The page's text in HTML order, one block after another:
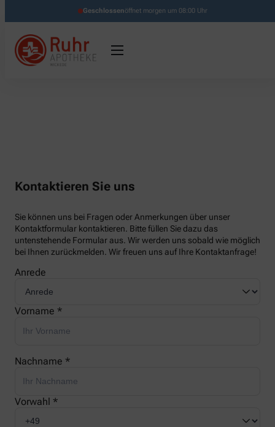
Geschlossenöffnet morgen um 08:00 Uhr
Kontaktieren Sie uns
Sie können uns bei Fragen oder Anmerkungen über unser
Kontaktformular kontaktieren. Bitte füllen Sie dazu das
untenstehende Formular aus. Wir werden uns sobald wie möglich
bei Ihnen zurückmelden. Wir freuen uns auf Ihre Kontaktanfrage!
Anrede
Vorname *
Nachname *
Vorwahl *